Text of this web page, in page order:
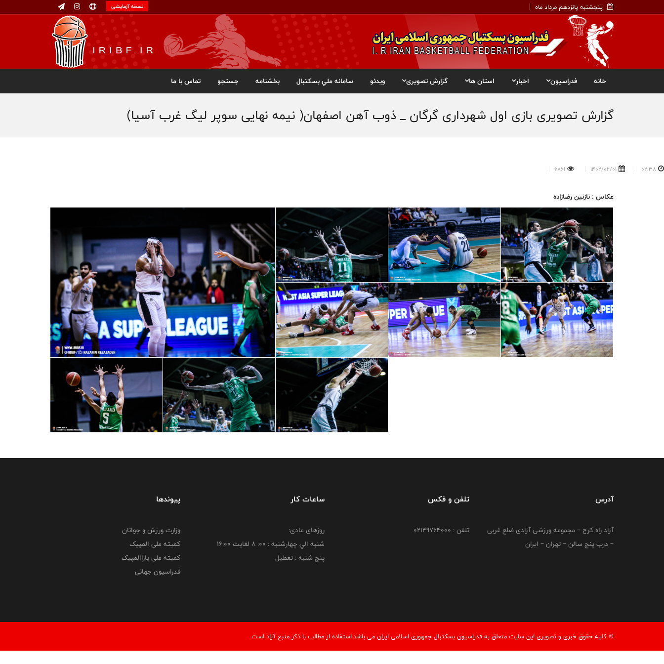
پنجشنبه پانزدهم مرداد ماه نسخه آزمایشی
خانه فدراسیون اخبار استان ها گزارش تصویری ویدئو سامانه ملي بسکتبال بخشنامه جستجو تماس با ما
گزارش تصویری بازی اول شهرداری گرگان _ ذوب آهن اصفهان( نیمه نهایی سوپر لیگ غرب آسیا)
02:38
1402/02/01
6861
عکاس : نازنین رضازاده
آدرس
آزاد راه کرج – مجموعه ورزشی آزادی ضلع غربی
– درب پنج سالن – تهران – ایران
تلفن و فکس
تلفن : 02149764000
ساعات کار
روزهای عادی:
شنبه الي چهارشنبه : 00: 8 لغايت 16:00
پنج شنبه : تعطیل
پیوندها
وزارت ورزش و جوانان
کمیته ملی المپیک
کمیته ملی پاراالمپیک
فدراسیون جهانی
© کليه حقوق خبری و تصويری اين سايت متعلق به فدراسیون بسکتبال جمهوری اسلامی ایران می باشد.استفاده از مطالب با ذكر منبع آزاد است.